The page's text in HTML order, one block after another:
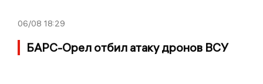
06/08 18:29
БАРС-Орел отбил атаку дронов ВСУ